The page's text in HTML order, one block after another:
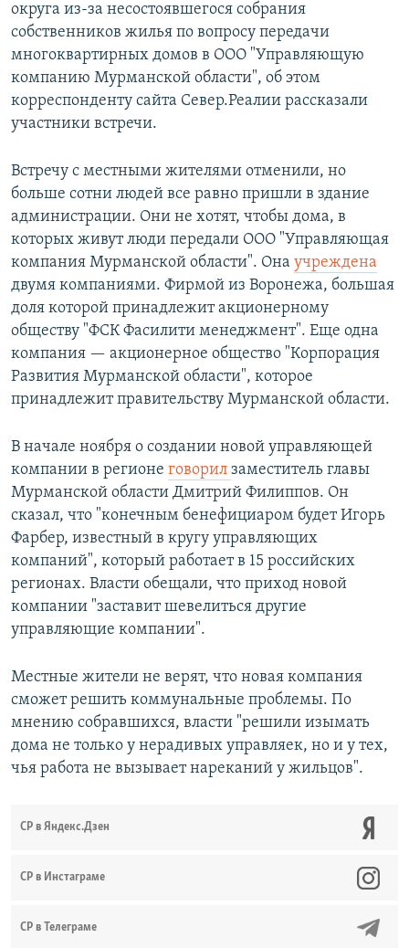
округа из-за несостоявшегося собрания
собственников жилья по вопросу передачи
многоквартирных домов в ООО "Управляющую
компанию Мурманской области", об этом
корреспонденту сайта Север.Реалии рассказали
участники встречи.
Встречу с местными жителями отменили, но
больше сотни людей все равно пришли в здание
администрации. Они не хотят, чтобы дома, в
которых живут люди передали ООО "Управляющая
компания Мурманской области". Она учреждена
двумя компаниями. Фирмой из Воронежа, большая
доля которой принадлежит акционерному
обществу "ФСК Фасилити менеджмент". Еще одна
компания — акционерное общество "Корпорация
Развития Мурманской области", которое
принадлежит правительству Мурманской области.
В начале ноября о создании новой управляющей
компании в регионе говорил заместитель главы
Мурманской области Дмитрий Филиппов. Он
сказал, что "конечным бенефициаром будет Игорь
Фарбер, известный в кругу управляющих
компаний", который работает в 15 российских
регионах. Власти обещали, что приход новой
компании "заставит шевелиться другие
управляющие компании".
Местные жители не верят, что новая компания
сможет решить коммунальные проблемы. По
мнению собравшихся, власти "решили изымать
дома не только у нерадивых управляек, но и у тех,
чья работа не вызывает нареканий у жильцов".
СР в Яндекс.Дзен
CР в Инстаграме
СР в Телеграме